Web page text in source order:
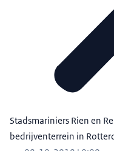
Stadsmariniers Rien en
bedrijventerrein in